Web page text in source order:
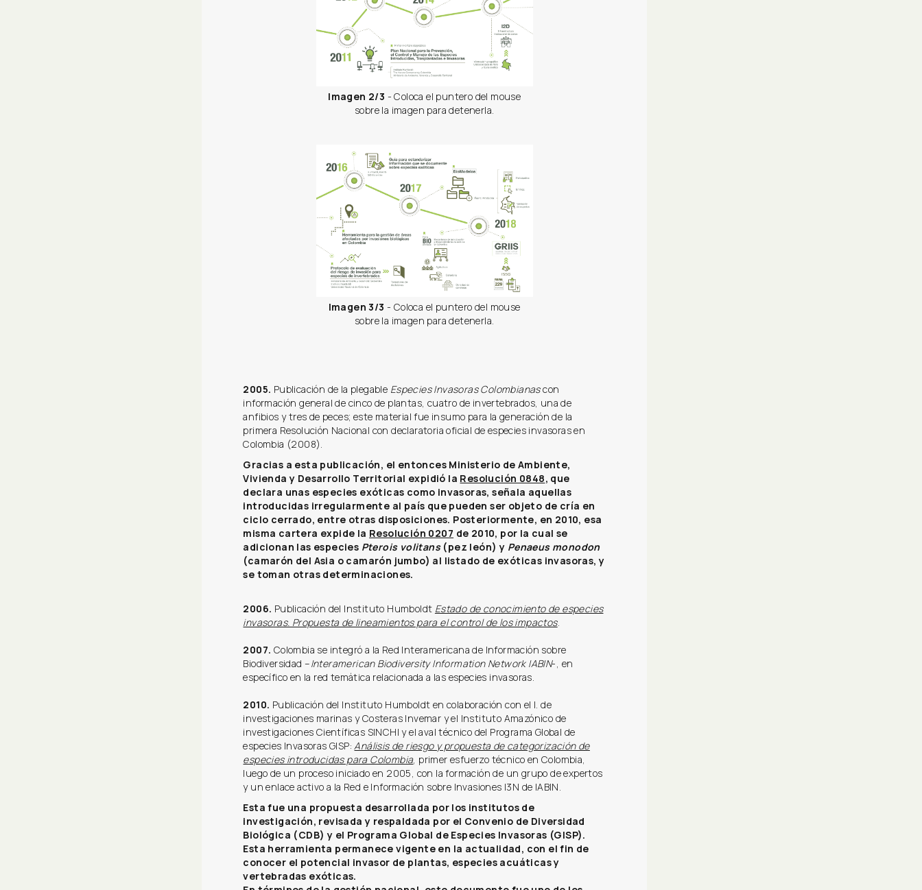
Imagen 2/3 - Coloca el puntero del mouse
sobre la imagen para detenerla.
Imagen 3/3 - Coloca el puntero del mouse
sobre la imagen para detenerla.
2005. Publicación de la plegable Especies Invasoras Colombianascon
información general de cinco de plantas, cuatro de invertebrados, una de
anfibios y tres de peces; este material fue insumo para la generación de la
primera Resolución Nacional con declaratoria oficial de especies invasoras en
Colombia (2008).
Gracias a esta publicación, el entonces Ministerio de Ambiente,
Vivienda y Desarrollo Territorial expidió la Resolución 0848, que
declara unas especies exóticas como invasoras, señala aquellas
introducidas irregularmente al país que pueden ser objeto de cría en
ciclo cerrado, entre otras disposiciones. Posteriormente, en 2010, esa
misma cartera expide la Resolución 0207 de 2010, por la cual se
adicionan las especies Pterois volitans(pez león) y Penaeus monodon
(camarón del Asia o camarón jumbo) al listado de exóticas invasoras, y
se toman otras determinaciones.
2006. Publicación del Instituto Humboldt Estado de conocimiento de especies
invasoras. Propuesta de lineamientos para el control de los impactos.
2007. Colombia se integró a la Red Interamericana de Información sobre
Biodiversidad –Interamerican Biodiversity Information Network IABIN-, en
específico en la red temática relacionada a las especies invasoras.
2010. Publicación del Instituto Humboldt en colaboración con el I. de
investigaciones marinas y Costeras Invemar y el Instituto Amazónico de
investigaciones Científicas SINCHI y el aval técnico del Programa Global de
especies Invasoras GISP:Análisis de riesgo y propuesta de categorización de
especies introducidas para Colombia, primer esfuerzo técnico en Colombia,
luego de un proceso iniciado en 2005, con la formación de un grupo de expertos
y un enlace activo a la Red e Información sobre Invasiones I3N de IABIN.
Esta fue una propuesta desarrollada por los institutos de
investigación, revisada y respaldada por el Convenio de Diversidad
Biológica (CDB) y el Programa Global de Especies Invasoras (GISP).
Esta herramienta permanece vigente en la actualidad, con el fin de
conocer el potencial invasor de plantas, especies acuáticas y
vertebradas exóticas.